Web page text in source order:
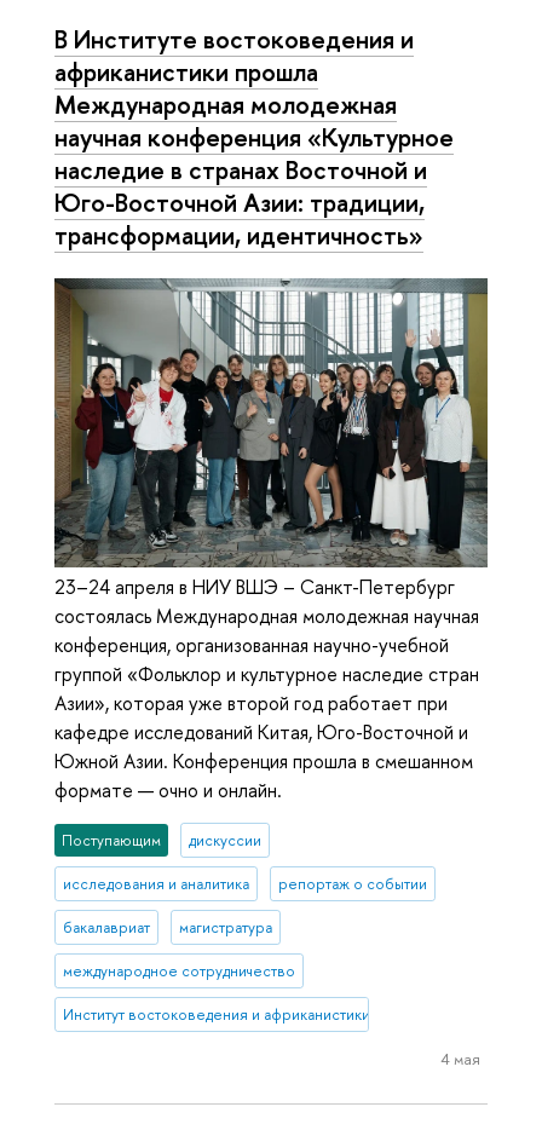
В Институте востоковедения и
африканистики прошла
Международная молодежная
научная конференция «Культурное
наследие в странах Восточной и
Юго-Восточной Азии: традиции,
трансформации, идентичность»
23–24 апреля в НИУ ВШЭ – Санкт-Петербург
состоялась Международная молодежная научная
конференция, организованная научно-учебной
группой «Фольклор и культурное наследие стран
Азии», которая уже второй год работает при
кафедре исследований Китая, Юго-Восточной и
Южной Азии. Конференция прошла в смешанном
формате — очно и онлайн.
Поступающим дискуссии
исследования и аналитика репортаж о событии
бакалавриат магистратура
международное сотрудничество
Институт востоковедения и африканистики
4 мая